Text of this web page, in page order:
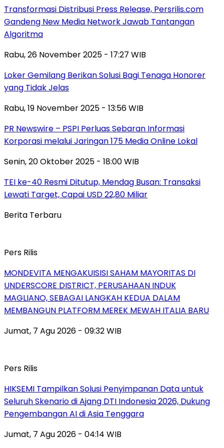
Transformasi Distribusi Press Release, Persrilis.com
Gandeng New Media Network Jawab Tantangan
Algoritma
Rabu, 26 November 2025 - 17:27 WIB
Loker Gemilang Berikan Solusi Bagi Tenaga Honorer
yang Tidak Jelas
Rabu, 19 November 2025 - 13:56 WIB
PR Newswire – PSPI Perluas Sebaran Informasi
Korporasi melalui Jaringan 175 Media Online Lokal
Senin, 20 Oktober 2025 - 18:00 WIB
TEI ke-40 Resmi Ditutup, Mendag Busan: Transaksi
Lewati Target, Capai USD 22,80 Miliar
Berita Terbaru
Pers Rilis
MONDEVITA MENGAKUISISI SAHAM MAYORITAS DI
UNDERSCORE DISTRICT, PERUSAHAAN INDUK
MAGLIANO, SEBAGAI LANGKAH KEDUA DALAM
MEMBANGUN PLATFORM MEREK MEWAH ITALIA BARU
Jumat, 7 Agu 2026 - 09:32 WIB
Pers Rilis
HIKSEMI Tampilkan Solusi Penyimpanan Data untuk
Seluruh Skenario di Ajang DTI Indonesia 2026, Dukung
Pengembangan AI di Asia Tenggara
Jumat, 7 Agu 2026 - 04:14 WIB